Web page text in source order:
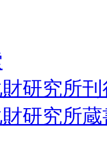
研究所
研究所